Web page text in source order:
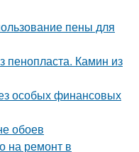
пены для
пенопласта. Камин из
особых финансовых
обоев
на ремонт в